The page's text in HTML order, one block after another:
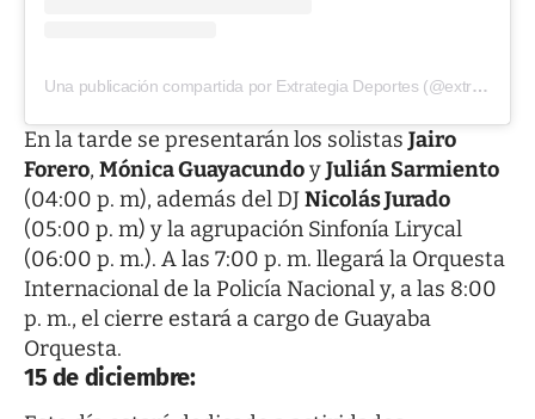
Una publicación compartida por Extrategia Deportes (@extrategiadeportes)
En la tarde se presentarán los solistas Jairo
Forero, Mónica GuayacundoyJulián Sarmiento
(04:00 p. m), además del DJNicolás Jurado
(05:00 p. m) y la agrupación Sinfonía Lirycal
(06:00 p. m.). A las 7:00 p. m. llegará la Orquesta
Internacional de la Policía Nacional y, a las 8:00
p. m., el cierre estará a cargo de Guayaba
Orquesta.
15 de diciembre: